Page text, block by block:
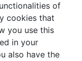
of
cookies that
you use this
in your
also have the